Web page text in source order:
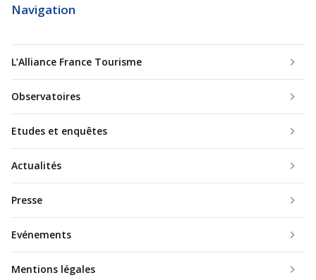
Navigation
L’Alliance France Tourisme
Observatoires
Etudes et enquêtes
Actualités
Presse
Evénements
Mentions légales